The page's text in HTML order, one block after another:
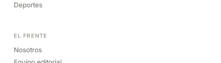
Deportes
EL FRENTE
Nosotros